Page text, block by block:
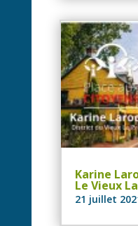
Karine
Le Vieux
21 juillet